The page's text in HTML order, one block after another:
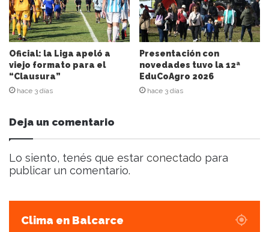
r
e
o
e
l
e
c
ó
n
i
c
Oficial: la Liga apeló a
viejo formato para el
“Clausura”
hace 3 días
Presentación con
novedades tuvo la 12ª
EduCoAgro 2026
hace 3 días
Deja un comentario
Lo siento, tenés que estar conectado para
publicar un comentario.
Clima en Balcarce